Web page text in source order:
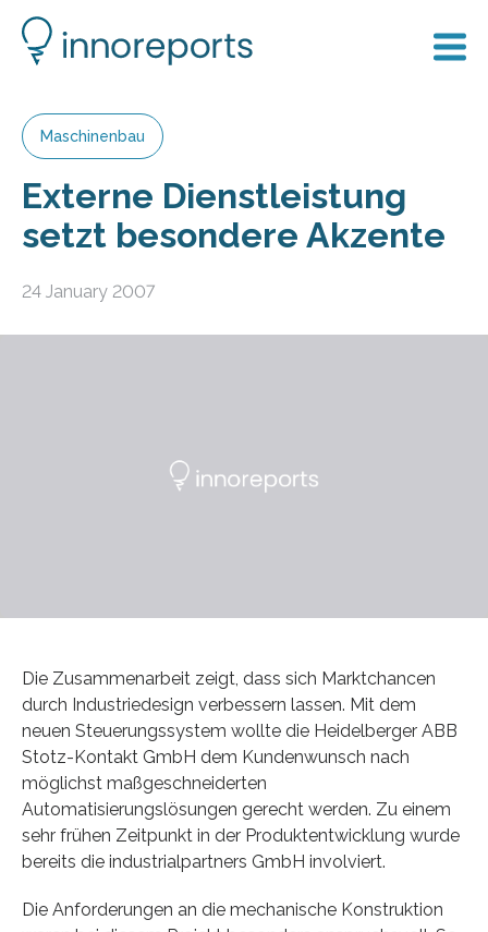
Maschinenbau
Externe Dienstleistung
setzt besondere Akzente
24 January 2007
Die Zusammenarbeit zeigt, dass sich Marktchancen
durch Industriedesign verbessern lassen. Mit dem
neuen Steuerungssystem wollte die Heidelberger ABB
Stotz-Kontakt GmbH dem Kundenwunsch nach
möglichst maßgeschneiderten
Automatisierungslösungen gerecht werden. Zu einem
sehr frühen Zeitpunkt in der Produktentwicklung wurde
bereits die industrialpartners GmbH involviert.
Die Anforderungen an die mechanische Konstruktion